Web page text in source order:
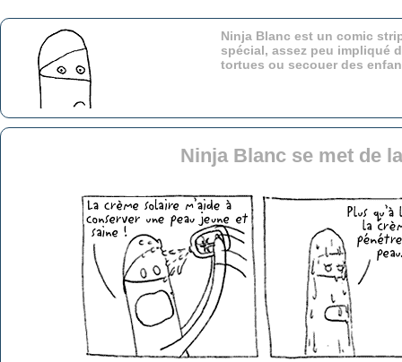
Ninja Blanc est un comic
spécial, assez peu impliqué
tortues ou secouer des
Ninja Blanc se met de